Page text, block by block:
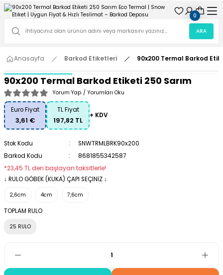
ARA
0
Anasayfa Barkod Etiketleri 90x200 Termal Barkod
90x200 Termal Barkod Etiketi 250 Sarım
Yorum Yap / Yorumları Oku
Euro Fiyat
3,61 €
TL Fiyat
197,82 TL
+ KDV
Stok Kodu
SNWTRMLBRK90x200
Barkod Kodu
8681855342587
*23,45 TL den başlayan taksitlerle!
↓ RULO GÖBEK (KUKA) ÇAPI SEÇİNİZ ↓
2,6cm 4cm 7,6cm
TOPLAM RULO
25 RULO